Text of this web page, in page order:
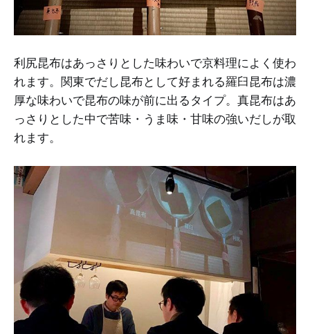
利尻昆布はあっさりとした味わいで京料理によく使わ
れます。関東でだし昆布として好まれる羅臼昆布は濃
厚な味わいで昆布の味が前に出るタイプ。真昆布はあ
っさりとした中で苦味・うま味・甘味の強いだしが取
れます。